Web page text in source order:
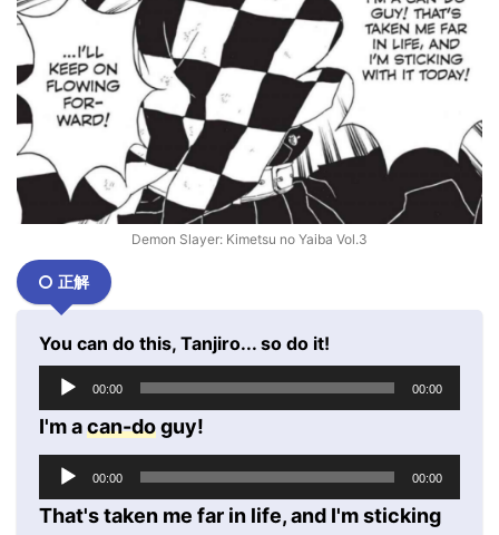
Demon Slayer: Kimetsu no Yaiba Vol.3
正解
You can do this, Tanjiro... so do it!
プ
ヤ
ー
00:00 00:00
I'm acan-doguy!
プ
00:00 00:00
That's taken me far in life, and I'm sticking